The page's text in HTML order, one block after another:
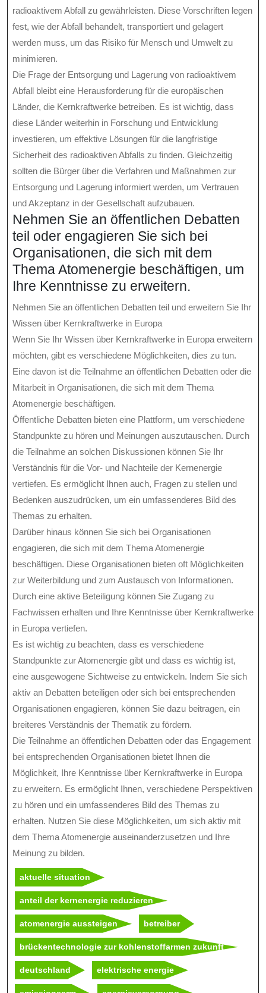
radioaktivem Abfall zu gewährleisten. Diese Vorschriften legen
fest, wie der Abfall behandelt, transportiert und gelagert
werden muss, um das Risiko für Mensch und Umwelt zu
minimieren.
Die Frage der Entsorgung und Lagerung von radioaktivem
Abfall bleibt eine Herausforderung für die europäischen
Länder, die Kernkraftwerke betreiben. Es ist wichtig, dass
diese Länder weiterhin in Forschung und Entwicklung
investieren, um effektive Lösungen für die langfristige
Sicherheit des radioaktiven Abfalls zu finden. Gleichzeitig
sollten die Bürger über die Verfahren und Maßnahmen zur
Entsorgung und Lagerung informiert werden, um Vertrauen
und Akzeptanz in der Gesellschaft aufzubauen.
Nehmen Sie an öffentlichen Debatten
teil oder engagieren Sie sich bei
Organisationen, die sich mit dem
Thema Atomenergie beschäftigen, um
Ihre Kenntnisse zu erweitern.
Nehmen Sie an öffentlichen Debatten teil und erweitern Sie Ihr
Wissen über Kernkraftwerke in Europa
Wenn Sie Ihr Wissen über Kernkraftwerke in Europa erweitern
möchten, gibt es verschiedene Möglichkeiten, dies zu tun.
Eine davon ist die Teilnahme an öffentlichen Debatten oder die
Mitarbeit in Organisationen, die sich mit dem Thema
Atomenergie beschäftigen.
Öffentliche Debatten bieten eine Plattform, um verschiedene
Standpunkte zu hören und Meinungen auszutauschen. Durch
die Teilnahme an solchen Diskussionen können Sie Ihr
Verständnis für die Vor- und Nachteile der Kernenergie
vertiefen. Es ermöglicht Ihnen auch, Fragen zu stellen und
Bedenken auszudrücken, um ein umfassenderes Bild des
Themas zu erhalten.
Darüber hinaus können Sie sich bei Organisationen
engagieren, die sich mit dem Thema Atomenergie
beschäftigen. Diese Organisationen bieten oft Möglichkeiten
zur Weiterbildung und zum Austausch von Informationen.
Durch eine aktive Beteiligung können Sie Zugang zu
Fachwissen erhalten und Ihre Kenntnisse über Kernkraftwerke
in Europa vertiefen.
Es ist wichtig zu beachten, dass es verschiedene
Standpunkte zur Atomenergie gibt und dass es wichtig ist,
eine ausgewogene Sichtweise zu entwickeln. Indem Sie sich
aktiv an Debatten beteiligen oder sich bei entsprechenden
Organisationen engagieren, können Sie dazu beitragen, ein
breiteres Verständnis der Thematik zu fördern.
Die Teilnahme an öffentlichen Debatten oder das Engagement
bei entsprechenden Organisationen bietet Ihnen die
Möglichkeit, Ihre Kenntnisse über Kernkraftwerke in Europa
zu erweitern. Es ermöglicht Ihnen, verschiedene Perspektiven
zu hören und ein umfassenderes Bild des Themas zu
erhalten. Nutzen Sie diese Möglichkeiten, um sich aktiv mit
dem Thema Atomenergie auseinanderzusetzen und Ihre
Meinung zu bilden.
aktuelle situation
anteil der kernenergie reduzieren
atomenergie aussteigen betreiber
brückentechnologie zur kohlenstoffarmen zukunft
deutschland elektrische energie